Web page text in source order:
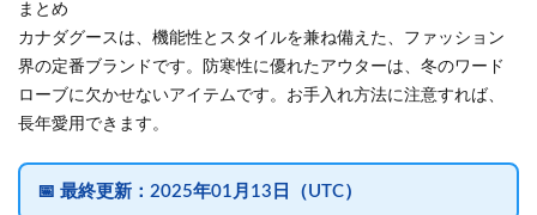
まとめ
カナダグースは、機能性とスタイルを兼ね備えた、ファッション
界の定番ブランドです。防寒性に優れたアウターは、冬のワード
ローブに欠かせないアイテムです。お手入れ方法に注意すれば、
長年愛用できます。
📅 最終更新： 2025年01月13日（UTC）